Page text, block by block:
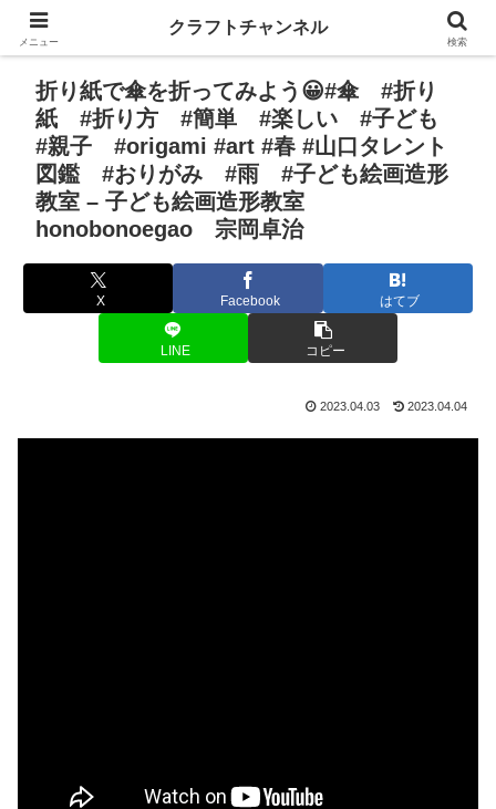
折り紙で傘を折ってみよう😀#傘 #折り
紙 #折り方 #簡単 #楽しい #子ども
#親子 #origami #art #春 #山口タレント
図鑑 #おりがみ #雨 #子ども絵画造形
教室 – 子ども絵画造形教室
honobonoegao 宗岡卓治
X Facebook はてブ
LINE コピー
2023.04.03 2023.04.04
メニュー
クラフトチャンネル
検索